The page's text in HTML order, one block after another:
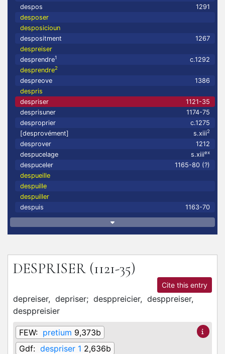
despos
1291
desposer
desposicioun
despositment
1267
despreiser
desprendre1
c.1292
desprendre2
despreove
1386
despris
despriser
1121-35
desprisuner
1174-75
desproprier
c.1275
[desprovément]
s.xiii2
desprover
1212
despucelage
s.xiiiex
despuceler
1165-80 (?)
despueille
despuille
despuiller
despuis
1163-70
DESPRISER (1121-35)
Cite this entry
depreiser, depriser; desppreicier, desppreiser,
desppreisier
FEW: pretium 9,373b
Gdf: despriser 1 2,636b